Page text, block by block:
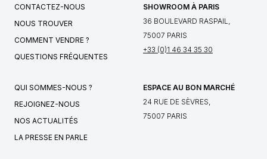
CONTACTEZ-NOUS
NOUS TROUVER
COMMENT VENDRE ?
QUESTIONS FRÉQUENTES
SHOWROOM À PARIS
36 BOULEVARD RASPAIL,
75007 PARIS
+33 (0)1 46 34 35 30
QUI SOMMES-NOUS ?
REJOIGNEZ-NOUS
NOS ACTUALITÉS
LA PRESSE EN PARLE
ESPACE AU BON MARCHÉ
24 RUE DE SÈVRES,
75007 PARIS